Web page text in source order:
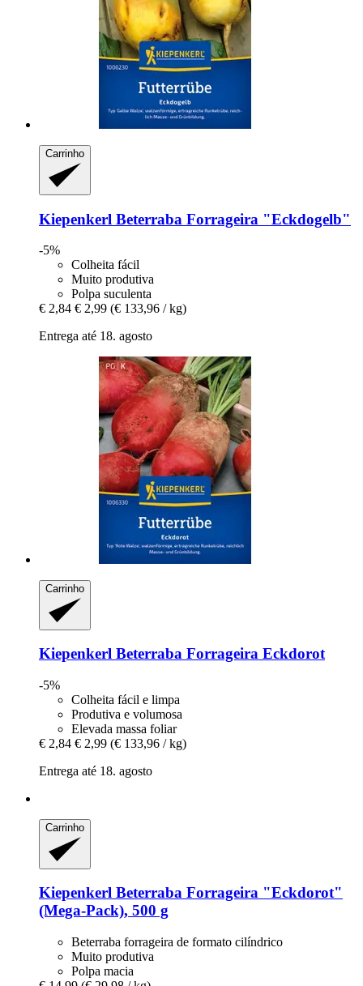
Carrinho
Kiepenkerl Beterraba Forrageira "Eckdogelb"
-5%
Colheita fácil
Muito produtiva
Polpa suculenta
€ 2,84 € 2,99 (€ 133,96 / kg)
Entrega até 18. agosto
Carrinho
Kiepenkerl Beterraba Forrageira Eckdorot
-5%
Colheita fácil e limpa
Produtiva e volumosa
Elevada massa foliar
€ 2,84 € 2,99 (€ 133,96 / kg)
Entrega até 18. agosto
Carrinho
Kiepenkerl Beterraba Forrageira "Eckdorot"
(Mega-​Pack), 500 g
Beterraba forrageira de formato cilíndrico
Muito produtiva
Polpa macia